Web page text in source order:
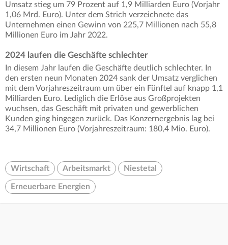
Umsatz stieg um 79 Prozent auf 1,9 Milliarden Euro (Vorjahr
1,06 Mrd. Euro). Unter dem Strich verzeichnete das
Unternehmen einen Gewinn von 225,7 Millionen nach 55,8
Millionen Euro im Jahr 2022.
2024 laufen die Geschäfte schlechter
In diesem Jahr laufen die Geschäfte deutlich schlechter. In
den ersten neun Monaten 2024 sank der Umsatz verglichen
mit dem Vorjahreszeitraum um über ein Fünftel auf knapp 1,1
Milliarden Euro. Lediglich die Erlöse aus Großprojekten
wuchsen, das Geschäft mit privaten und gewerblichen
Kunden ging hingegen zurück. Das Konzernergebnis lag bei
34,7 Millionen Euro (Vorjahreszeitraum: 180,4 Mio. Euro).
Wirtschaft Arbeitsmarkt Niestetal
Erneuerbare Energien